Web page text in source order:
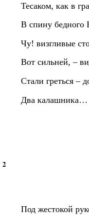
Тесаком, как в
В спину бедного
Чу! визгливые
Вот сильней, –
Стали греться –
Два калашника…
2
Под жестокой